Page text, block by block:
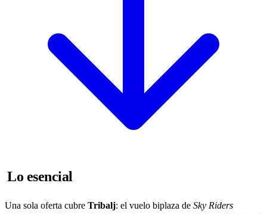
Lo esencial
Una sola oferta cubre Tribalj: el vuelo biplaza de Sky Riders